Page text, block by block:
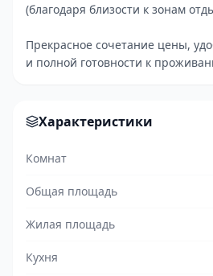
(благодаря близости к зонам
Прекрасное сочетание цены,
и полной готовности к
Характеристики
Комнат
Общая площадь
Жилая площадь
Кухня